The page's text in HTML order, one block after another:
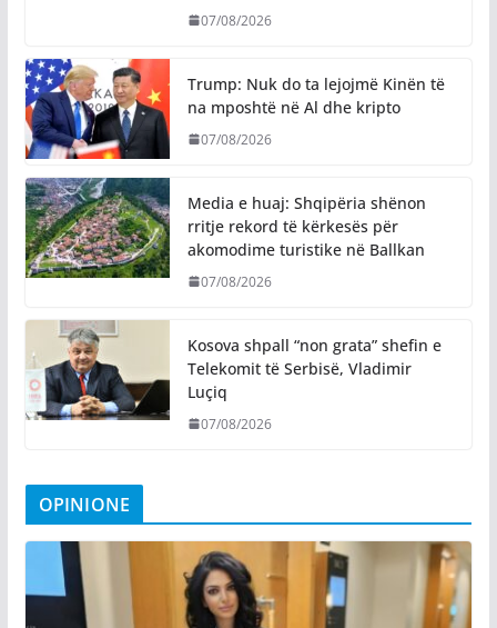
07/08/2026
Trump: Nuk do ta lejojmë Kinën të
na mposhtë në Al dhe kripto
07/08/2026
Media e huaj: Shqipëria shënon
rritje rekord të kërkesës për
akomodime turistike në Ballkan
07/08/2026
Kosova shpall “non grata” shefin e
Telekomit të Serbisë, Vladimir
Luçiq
07/08/2026
OPINIONE